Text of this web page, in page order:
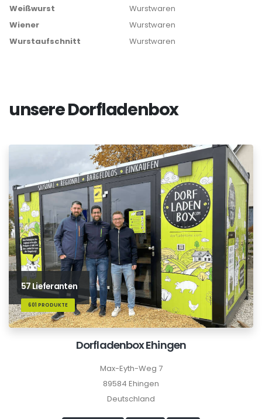
Weißwurst
Wurstwaren
Wiener
Wurstwaren
Wurstaufschnitt
Wurstwaren
unsere Dorfladenbox
57 Lieferanten
601 PRODUKTE
Dorfladenbox Ehingen
Max-Eyth-Weg 7
89584 Ehingen
Deutschland